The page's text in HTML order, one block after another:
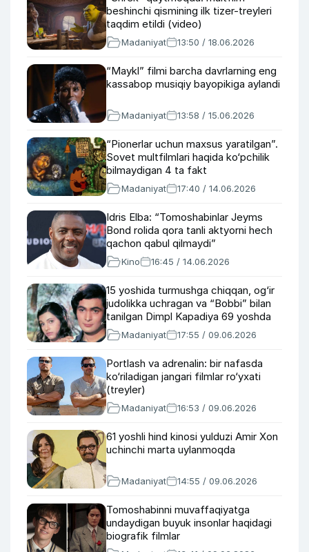
beshinchi qismining ilk tizer-treyleri
taqdim etildi (video)
Madaniyat 13:50 / 18.06.2026
“Maykl” filmi barcha davrlarning eng
kassabop musiqiy bayopikiga aylandi
Madaniyat 13:58 / 15.06.2026
“Pionerlar uchun maxsus yaratilgan”.
Sovet multfilmlari haqida ko‘pchilik
bilmaydigan 4 ta fakt
Madaniyat 17:40 / 14.06.2026
Idris Elba: “Tomoshabinlar Jeyms
Bond rolida qora tanli aktyorni hech
qachon qabul qilmaydi”
Kino 16:45 / 14.06.2026
15 yoshida turmushga chiqqan, og‘ir
judolikka uchragan va “Bobbi” bilan
tanilgan Dimpl Kapadiya 69 yoshda
Madaniyat 17:55 / 09.06.2026
Portlash va adrenalin: bir nafasda
ko‘riladigan jangari filmlar ro‘yxati
(treyler)
Madaniyat 16:53 / 09.06.2026
61 yoshli hind kinosi yulduzi Amir Xon
uchinchi marta uylanmoqda
Madaniyat 14:55 / 09.06.2026
Tomoshabinni muvaffaqiyatga
undaydigan buyuk insonlar haqidagi
biografik filmlar